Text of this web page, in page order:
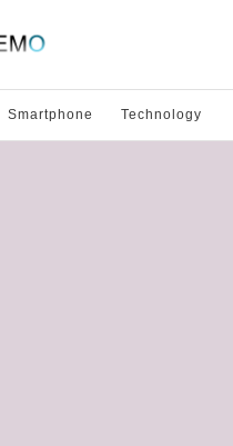
Smartphone Technology